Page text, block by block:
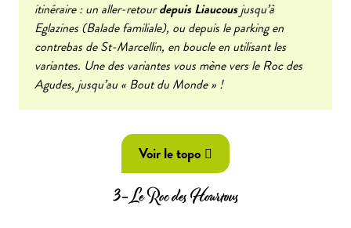
itinéraire : un aller-retourdepuis Liaucousjusqu’à
Eglazines (Balade familiale), ou depuis le parking en
contrebas de St-Marcellin, en boucle en utilisant les
variantes. Une des variantes vous mène vers le Roc des
Agudes, jusqu’au « Bout du Monde » !
Voir le topo
3- Le Roc des Hourtous